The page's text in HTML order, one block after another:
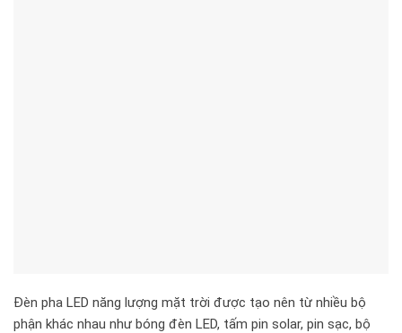
Đèn pha LED năng lượng mặt trời được tạo nên từ nhiều bộ
phận khác nhau như bóng đèn LED, tấm pin solar, pin sạc, bộ